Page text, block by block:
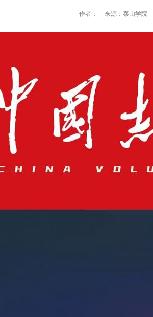
作者： 来源：泰山学院